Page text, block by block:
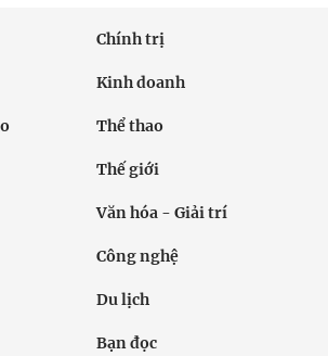
Chính trị
Kinh doanh
Thể thao
Thế giới
Văn hóa - Giải trí
Công nghệ
Du lịch
Bạn đọc